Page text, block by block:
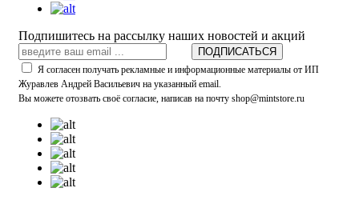
Подпишитесь на рассылку наших новостей и акций
ПОДПИСАТЬСЯ
Я согласен получать рекламные и информационные материалы от ИП
Журавлев Андрей Васильевич на указанный email.
Вы можете отозвать своё согласие, написав на почту shop@mintstore.ru